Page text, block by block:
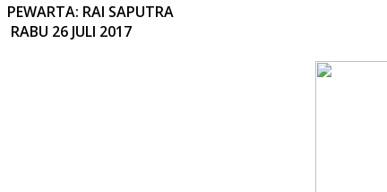
PEWARTA: RAI SAPUTRA
RABU 26 JULI 2017